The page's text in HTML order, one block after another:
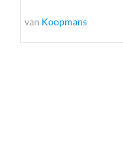
van Koopmans